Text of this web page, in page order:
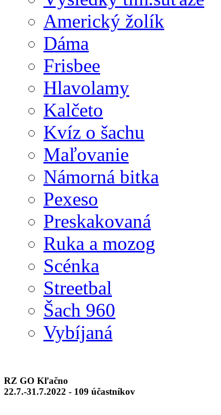
Americký žolík
Dáma
Frisbee
Hlavolamy
Kalčeto
Kvíz o šachu
Maľovanie
Námorná bitka
Pexeso
Preskakovaná
Ruka a mozog
Scénka
Streetbal
Šach 960
Vybíjaná
RZ GO Kľačno
22.7.-31.7.2022 - 109 účastníkov